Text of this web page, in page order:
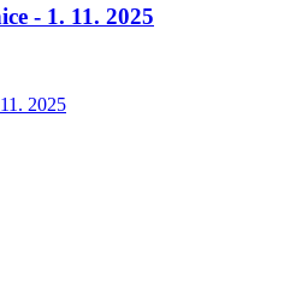
- 1. 11. 2025
2025